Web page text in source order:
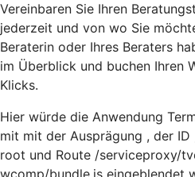
Vereinbaren Sie Ihren
jederzeit und von wo Sie
Beraterin oder Ihres Beraters
im Überblick und buchen Ihren
Klicks.
Hier würde die Anwendung
mit mit der Ausprägung , der
root und Route /serviceproxy/
wcomp/bundle.js eingeblendet